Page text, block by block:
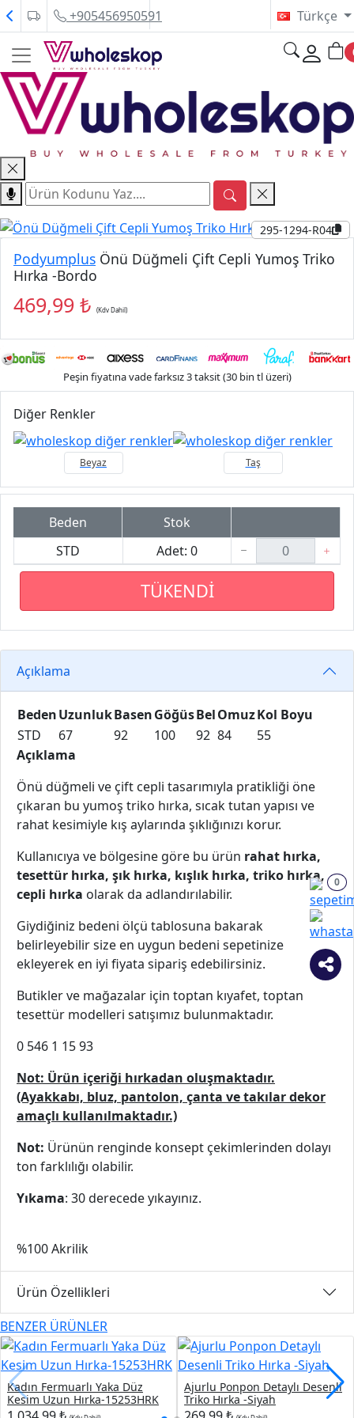
+905456950591 Türkçe
295-1294-R04
P P
Podyumplus Önü Düğmeli Çift Cepli Yumoş Triko
Hırka -Bordo
469,99 ₺ (Kdv Dahil)
Peşin fiyatına vade farksız 3 taksit (30 bin tl üzeri)
Diğer Renkler
Beyaz Taş
Beden
Stok
STD
Adet: 0
TÜKENDİ
Açıklama
BedenUzunlukBasenGöğüsBelOmuzKol Boyu
STD
67 92 100 92 84
55
Açıklama
Önü düğmeli ve çift cepli tasarımıyla pratikliği öne
çıkaran bu yumoş triko hırka, sıcak tutan yapısı ve
rahat kesimiyle kış aylarında şıklığınızı korur.
Kullanıcıya ve bölgesine göre bu ürün rahat hırka,
tesettür hırka, şık hırka, kışlık hırka, triko hırka,
cepli hırka olarak da adlandırılabilir.
Giydiğiniz bedeni ölçü tablosuna bakarak
belirleyebilir size en uygun bedeni sepetinize
ekleyerek en iyi fiyata sipariş edebilirsiniz.
Butikler ve mağazalar için toptan kıyafet, toptan
tesettür modelleri satışımız bulunmaktadır.
0 546 1 15 93
Not: Ürün içeriği hırkadan oluşmaktadır.
(Ayakkabı, bluz, pantolon, çanta ve takılar dekor
amaçlı kullanılmaktadır.)
Not: Ürünün renginde konsept çekimlerinden dolayı
ton farklılığı olabilir.
Yıkama: 30 derecede yıkayınız.
%100 Akrilik
Ürün Özellikleri
BENZER ÜRÜNLER
Kadın Fermuarlı Yaka Düz
Kesim Uzun Hırka-15253HRK
Ajurlu Ponpon Detaylı Desenli
Triko Hırka -Siyah
0